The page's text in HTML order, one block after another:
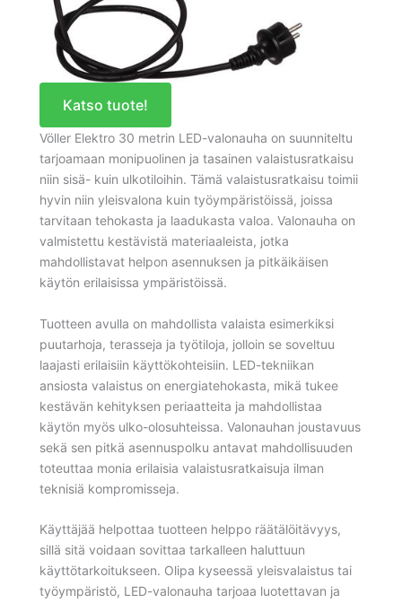
Katso tuote!
Völler Elektro 30 metrin LED-valonauha on suunniteltu
tarjoamaan monipuolinen ja tasainen valaistusratkaisu
niin sisä- kuin ulkotiloihin. Tämä valaistusratkaisu toimii
hyvin niin yleisvalona kuin työympäristöissä, joissa
tarvitaan tehokasta ja laadukasta valoa. Valonauha on
valmistettu kestävistä materiaaleista, jotka
mahdollistavat helpon asennuksen ja pitkäikäisen
käytön erilaisissa ympäristöissä.
Tuotteen avulla on mahdollista valaista esimerkiksi
puutarhoja, terasseja ja työtiloja, jolloin se soveltuu
laajasti erilaisiin käyttökohteisiin. LED-tekniikan
ansiosta valaistus on energiatehokasta, mikä tukee
kestävän kehityksen periaatteita ja mahdollistaa
käytön myös ulko-olosuhteissa. Valonauhan joustavuus
sekä sen pitkä asennuspolku antavat mahdollisuuden
toteuttaa monia erilaisia valaistusratkaisuja ilman
teknisiä kompromisseja.
Käyttäjää helpottaa tuotteen helppo räätälöitävyys,
sillä sitä voidaan sovittaa tarkalleen haluttuun
käyttötarkoitukseen. Olipa kyseessä yleisvalaistus tai
työympäristö, LED-valonauha tarjoaa luotettavan ja